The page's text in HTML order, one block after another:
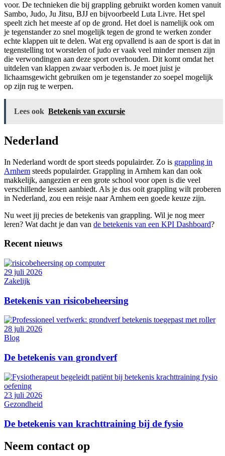
voor. De technieken die bij grappling gebruikt worden komen vanuit
Sambo, Judo, Ju Jitsu, BJJ en bijvoorbeeld Luta Livre. Het spel
speelt zich het meeste af op de grond. Het doel is namelijk ook om
je tegenstander zo snel mogelijk tegen de grond te werken zonder
echte klappen uit te delen. Wat erg opvallend is aan de sport is dat in
tegenstelling tot worstelen of judo er vaak veel minder mensen zijn
die verwondingen aan deze sport overhouden. Dit komt omdat het
uitdelen van klappen zwaar verboden is. Je moet juist je
lichaamsgewicht gebruiken om je tegenstander zo soepel mogelijk
op zijn rug te werpen.
Lees ook Betekenis van excursie
Nederland
In Nederland wordt de sport steeds populairder. Zo is grappling in
Arnhem steeds populairder. Grappling in Arnhem kan dan ook
makkelijk, aangezien er een grote school voor open is die veel
verschillende lessen aanbiedt. Als je dus ooit grappling wilt proberen
in Nederland, zou een reisje naar Arnhem een goede keuze zijn.
Nu weet jij precies de betekenis van grappling. Wil je nog meer
leren? Wat dacht je dan van de betekenis van een KPI Dashboard?
Recent nieuws
29 juli 2026
Zakelijk
Betekenis van risicobeheersing
28 juli 2026
Blog
De betekenis van grondverf
23 juli 2026
Gezondheid
De betekenis van krachttraining bij de fysio
Neem contact op